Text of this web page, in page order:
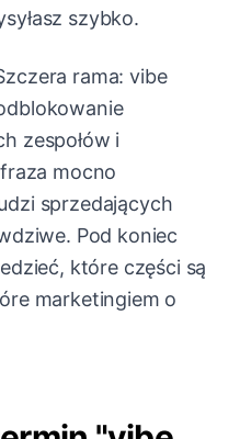
szybko.
rama: vibe
zespołów i
mocno
sprzedających
Pod koniec
które części są
marketingiem o